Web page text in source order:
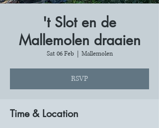
't Slot en de
Mallemolen draaien
Sat 06 Feb
  |
Mallemolen
RSVP
Time & Location